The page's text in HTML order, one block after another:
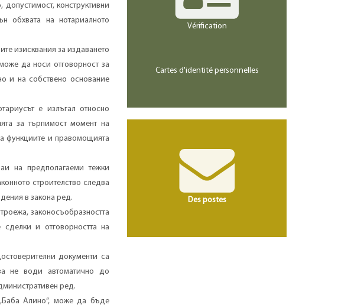
допустимост, конструктивни
обхвата на нотариалното
изисквания за издаването
да носи отговорност за
и на собствено основание
е излъгал относно
за търпимост момент на
функциите и правомощията
на предполагаеми тежки
строителство следва
в закона ред.
законосъобразността
сделки и отговорността на
документи са
не води автоматично до
ред.
„Баба Алино“, може да бъде
Vérification
Cartes d'identité personnelles
Des postes